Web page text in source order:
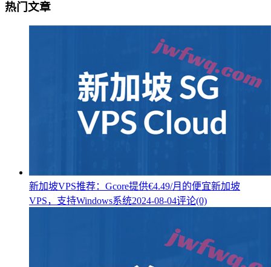
热门文章
新加坡VPS推荐：Gcore提供€4.49/月的便宜新加坡
VPS，支持Windows系统2024-08-04评论(0)